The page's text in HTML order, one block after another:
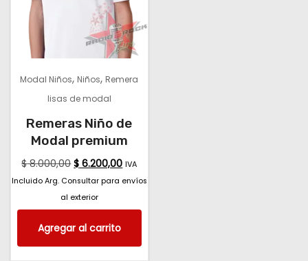
Modal Niños, Niños, Remera
lisas de modal
Remeras Niño de
Modal premium
$8.000,00 $ 6.200,00 IVA
Incluido Arg. Consultar para envíos
al exterior
Agregar al carrito